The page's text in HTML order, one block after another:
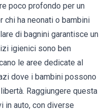
poco profondo per un
chi ha neonati o bambini
di bagnini garantisce un
igienici sono ben
le aree dedicate al
dove i bambini possono
Raggiungere questa
in auto, con diverse